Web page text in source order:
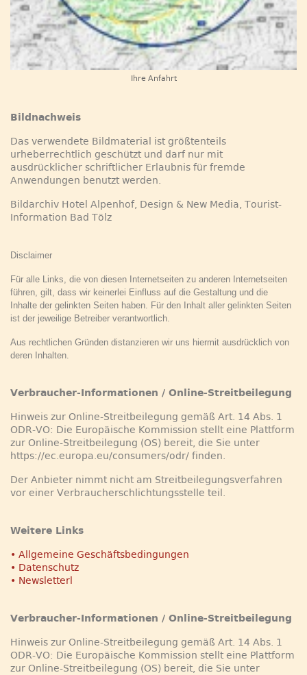
Ihre Anfahrt
Bildnachweis
Das verwendete Bildmaterial ist größtenteils
urheberrechtlich geschützt und darf nur mit
ausdrücklicher schriftlicher Erlaubnis für fremde
Anwendungen benutzt werden.
Bildarchiv Hotel Alpenhof, Design & New Media, Tourist-
Information Bad Tölz
Disclaimer
Für alle Links, die von diesen Internetseiten zu anderen Internetseiten
führen, gilt, dass wir keinerlei Einfluss auf die Gestaltung und die
Inhalte der gelinkten Seiten haben. Für den Inhalt aller gelinkten Seiten
ist der jeweilige Betreiber verantwortlich.
Aus rechtlichen Gründen distanzieren wir uns hiermit ausdrücklich von
deren Inhalten.
Verbraucher-Informationen / Online-Streitbeilegung
Hinweis zur Online-Streitbeilegung gemäß Art. 14 Abs. 1
ODR-VO: Die Europäische Kommission stellt eine Plattform
zur Online-Streitbeilegung (OS) bereit, die Sie unter
https://ec.europa.eu/consumers/odr/ finden.
Der Anbieter nimmt nicht am Streitbeilegungsverfahren
vor einer Verbraucherschlichtungsstelle teil.
Weitere Links
• Allgemeine Geschäftsbedingungen
• Datenschutz
• Newsletterl
Verbraucher-Informationen / Online-Streitbeilegung
Hinweis zur Online-Streitbeilegung gemäß Art. 14 Abs. 1
ODR-VO: Die Europäische Kommission stellt eine Plattform
zur Online-Streitbeilegung (OS) bereit, die Sie unter